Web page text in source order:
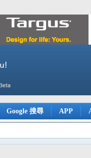
Google 搜尋 APP